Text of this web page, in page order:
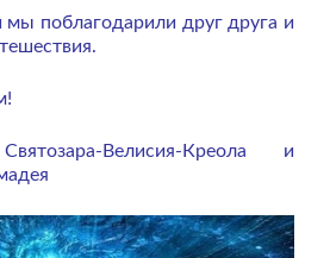
поблагодарили друг друга и
Велисия-Креола и